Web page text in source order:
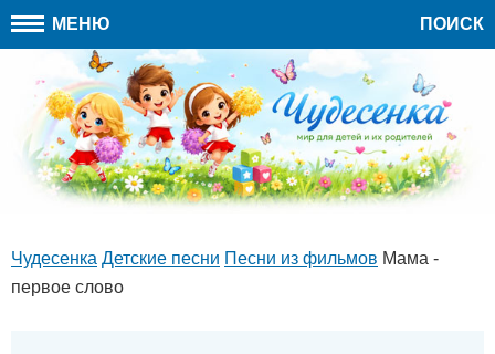
МЕНЮ ПОИСК
Чудесенка Детские песни Песни из фильмов Мама -
первое слово